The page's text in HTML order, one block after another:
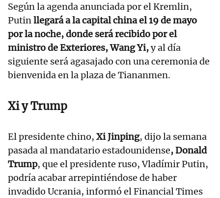
Según la agenda anunciada por el Kremlin,
Putinllegará a la capital china el 19 de mayo
por la noche, donde será recibido por el
ministro de Exteriores, Wang Yi,y al día
siguiente será agasajado con una ceremonia de
bienvenida en la plaza de Tiananmen.
Xi y Trump
El presidente chino, Xi Jinping, dijo la semana
pasada al mandatario estadounidense, Donald
Trump, que el presidente ruso, Vladímir Putin,
podría acabar arrepintiéndose de haber
invadido Ucrania, informó el Financial Times